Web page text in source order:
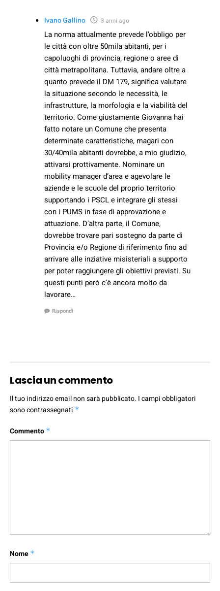
Ivano Gallino 3 anni ago
La norma attualmente prevede l’obbligo per
le città con oltre 50mila abitanti, per i
capoluoghi di provincia, regione o aree di
città metrapolitana. Tuttavia, andare oltre a
quanto prevede il DM 179, significa valutare
la situazione secondo le necessità, le
infrastrutture, la morfologia e la viabilità del
territorio. Come giustamente Giovanna hai
fatto notare un Comune che presenta
determinate caratteristiche, magari con
30/40mila abitanti dovrebbe, a mio giudizio,
attivarsi prottivamente. Nominare un
mobility manager d’area e agevolare le
aziende e le scuole del proprio territorio
supportando i PSCL e integrare gli stessi
con i PUMS in fase di approvazione e
attuazione. D’altra parte, il Comune,
dovrebbe trovare pari sostegno da parte di
Provincia e/o Regione di riferimento fino ad
arrivare alle inziative misisteriali a supporto
per poter raggiungere gli obiettivi previsti. Su
questi punti però c’è ancora molto da
lavorare…
Rispondi
Lascia un commento
Il tuo indirizzo email non sarà pubblicato. I campi obbligatori
sono contrassegnati *
Commento *
Nome *